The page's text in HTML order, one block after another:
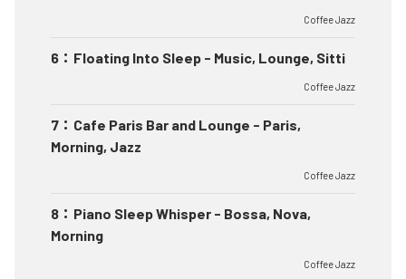
Coffee Jazz
6 ： Floating Into Sleep - Music, Lounge, Sitti
Coffee Jazz
7 ： Cafe Paris Bar and Lounge - Paris,
Morning, Jazz
Coffee Jazz
8 ： Piano Sleep Whisper - Bossa, Nova,
Morning
Coffee Jazz